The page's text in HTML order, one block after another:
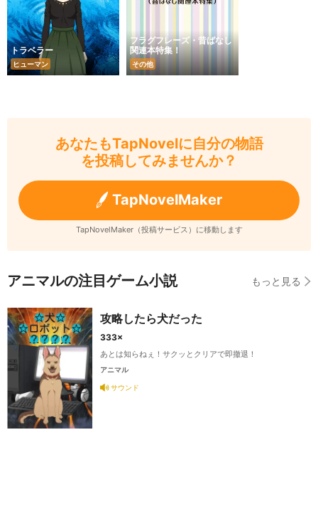
トラベラー
ヒューマン
フラグフレーズ・昔ばなし
関連本特集！
その他
あなたもTapNovelに自分の物語
を投稿してみませんか？
TapNovelMaker
TapNovelMaker（投稿サービス）に移動します
アニマルの注目ゲーム小説 もっと見る
攻略したら犬だった
333×
あとは知らねぇ！サクッとクリアで即撤退！
アニマル
サウンド